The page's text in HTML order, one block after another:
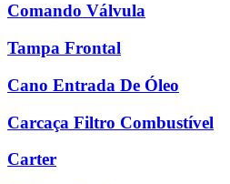
Comando Válvula
Tampa Frontal
Cano Entrada De Óleo
Carcaça Filtro Combustível
Carter